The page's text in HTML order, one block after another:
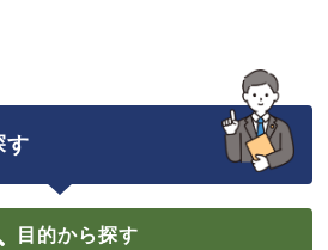
す
目的から探す